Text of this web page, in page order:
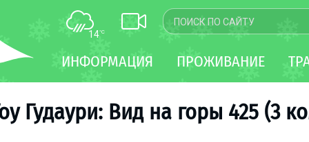
14°C
ИНФОРМАЦИЯ ПРОЖИВАНИЕ
Гудаури: Вид на горы 425 (3
ТРАНСФЕР